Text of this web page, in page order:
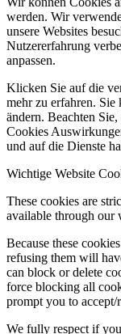
werden. Wir
unsere Websites
Nutzererfahrung
anpassen.
Klicken Sie auf die
mehr zu erfahren. Sie
ändern. Beachten
Cookies
und auf die Dienste
Wichtige Website
These cookies are
available through our
Because these
refusing them will
can block or delete
force blocking all
prompt you to
We fully respect if